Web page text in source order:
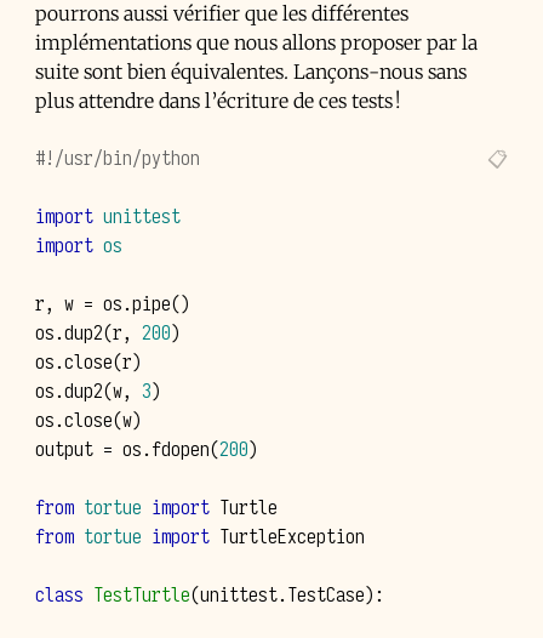
pourrons aussi vérifier que les différentes
implémentations que nous allons proposer par la
suite sont bien équivalentes. Lançons-nous sans
plus attendre dans l’écriture de ces tests !
#!/usr/bin/python
import unittest
import os
r, w = os.pipe()
os.dup2(r, 200)
os.close(r)
os.dup2(w, 3)
os.close(w)
output = os.fdopen(200)
from tortue import Turtle
from tortue import TurtleException
class TestTurtle(unittest.TestCase):